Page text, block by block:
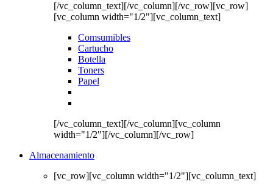
[/vc_column_text][/vc_column][/vc_row][vc_row]
[vc_column width="1/2"][vc_column_text]
Comsumibles
Cartucho
Botella
Toners
Papel
[/vc_column_text][/vc_column][vc_column
width="1/2"][/vc_column][/vc_row]
Almacenamiento
[vc_row][vc_column width="1/2"][vc_column_text]